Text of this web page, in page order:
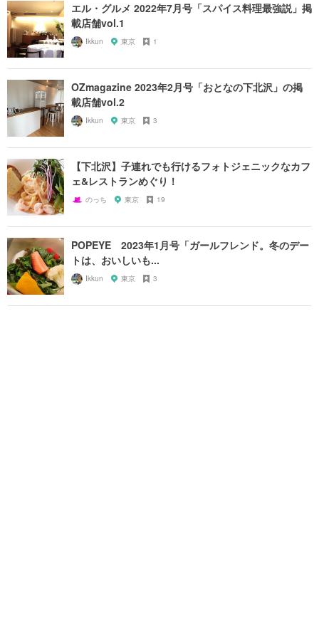
エル・グルメ 2022年7月号「スパイス料理最強説」掲
載店舗vol.1
Ikkun 東京 1
OZmagazine 2023年2月号「おとなの下北沢」の掲
載店舗vol.2
Ikkun 東京 3
【下北沢】子連れでも行けるフォトジェニックなカフ
ェ&レストランめぐり！
のっち 東京 19
POPEYE 2023年1月号「ガールフレンド。冬のデー
トは、おいしいも...
Ikkun 東京 3